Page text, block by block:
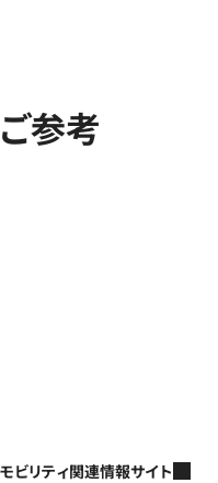
ご参考
モビリティ関連情報サイト